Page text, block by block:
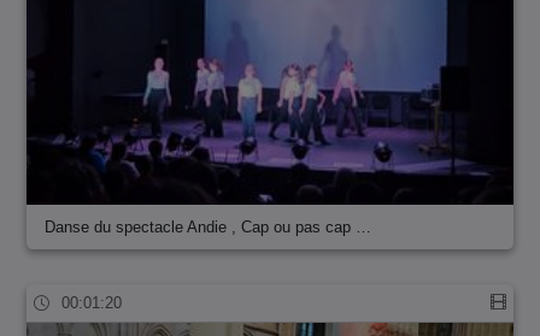
Danse du spectacle Andie , Cap ou pas cap …
00:01:20